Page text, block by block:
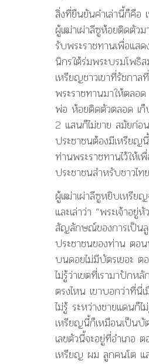
สิ่งที่ยืนยันคำเล่านี้ก็คือ
ผู้เฒ่าเผ่าลีซูห้อยติดตัว
รับพระราชทานเพื่อแสด
นิกรใต้ร่มพระบรมโพธิ
เหรียญชาวเขาที่รัชกาล
พระราชทานมาให้ตลอ
พ่อ ห้อยติดตัวตลอด เก็
2 แสนก็ไม่ขาย สมัยก่อ
ประชาชนต้องมีเหรียญ
ท่านพระราชทานไว้ให้
ประชาชนสำหรับชาวไท
ผู้เฒ่าเผ่าลีซูหยิบเหรีย
และเล่าว่า “พระเจ้าอยู่
สัญลักษณ์ของการเป็น
ประชาชนของท่าน ตอน
บนดอยไม่มีบัตรเยอะ ต
ไม่รู้ว่าเขตที่เรามาปักห
ตรงไหน เขาบอกว่าที่นี่เ
ไม่รู้ ระหว่างชายแดนก็
เหรียญนี้ก็เหมือนเป็นบั
เลขตัวนี้จะอยู่ที่อำเภอ
เหรียญ ผม ลูกคนโต แ